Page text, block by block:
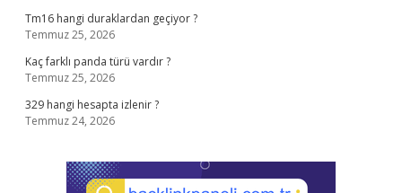
Tm16 hangi duraklardan geçiyor ?
Temmuz 25, 2026
Kaç farklı panda türü vardır ?
Temmuz 25, 2026
329 hangi hesapta izlenir ?
Temmuz 24, 2026